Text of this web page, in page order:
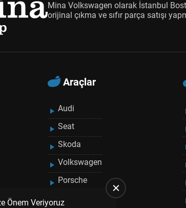
Mina Volkswagen olarak İstanbul
orijinal çıkma ve sıfır parça satışı
Araçlar
Audi
Seat
Skoda
Volkswagen
Porsche
Önem Veriyoruz